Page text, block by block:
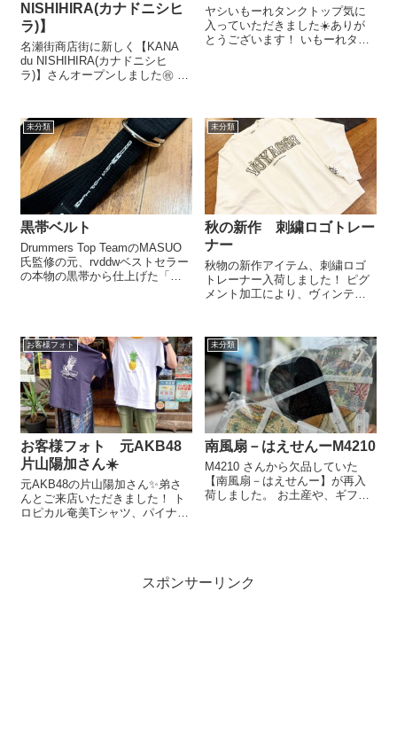
NISHIHIRA(カナドニシヒ
ラ)】
名瀬街商店街に新しく【KANA
du NISHIHIRA(カナドニシヒ
ラ)】さんオープンしました㊗️ お
黒糖焼酎の試飲もできます。 そ
して思わず写真を撮りたくなる
フォトジェニックな椅...
ヤシいもーれタンクトップ気に
入っていただきました☀️ありが
とうございます！ いもーれタン
未分類
黒帯ベルト
Drummers Top TeamのMASUO
氏監修の元、rvddwベストセラー
の本物の黒帯から仕上げた「帯
未分類
秋の新作 刺繍ロゴトレー
ナー
秋物の新作アイテム、刺繍ロゴ
トレーナー入荷しました！ ピグ
メント加工により、ヴィンテー
繍を重ねています 同じく新入荷
商品のカーゴパンツと合わせる
のもおすすめです！ご来店の際
も是非ご覧...
お客様フォト
お客様フォト 元AKB48
片山陽加さん☀️
元AKB48の片山陽加さん✨弟さ
んとご来店いただきました！ ト
ロピカル奄美Tシャツ、パイナッ
未分類
南風扇－はえせんーM4210
M4210 さんから欠品していた
【南風扇－はえせんー】が再入
荷しました。 お土産や、ギフト
スポンサーリンク